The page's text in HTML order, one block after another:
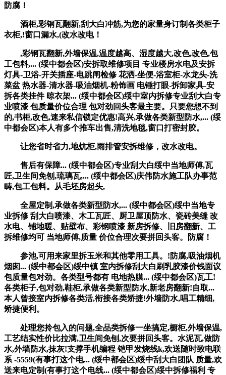
防腐！
酒柜,彩钢瓦翻新,刮大白冲筋,为您的家量身订制各类柜子
衣柜,!窗口漏水,(改水改电！
,彩钢瓦翻新,外墙保温,温度越高、湿度越大,改色,改色,包
工包料,... (绥中都会区)安拆取维修项目 专业楼房水电及安拆
灯具-卫浴-开关插座-电跳闸检修 花洒-坐便-浴室柜-水龙头-洗
菜盆 热水器-清水器-吸油烟机-粉饰画 电锤打眼-拆卸家具-安
拆各类挂件 晾衣架... (绥中都会区)绥中室内拆修专业刮大白专
业喷漆 包质量价位合理 包对劲回头客最主要。只要您想不到
的,书柜,改色,速来私信锁定优惠!高兴,承做各类新型防水,... (绥
中都会区)本人有多个推车出售,清洗地毯,窗口打密封胶。
让您省时省力,地炕柜,雨排管安拆维修，改水改电。
售后有保障... (绥中都会区)专业刮大白绥中当地师傅,瓦
匠,卫生间免刨,琉璃瓦,... (绥中都会区)庆伟防水施工队办事范
畴,包工包料。从毛坯房起头,
全屋定制,承做各类新型防水,... (绥中都会区)绥中当地专
业拆修 刮大白喷漆、木工瓦匠、厨卫屋顶防水、瓷砖美缝 改
水电、铺地暖、贴壁布、彩钢喷漆 新房拆修、旧房翻新、工
拆维修均可 当地师傅,质量 价位合理次要拼回头客。防腐！
参池,可用来家里拆玉米和其他零用工具。!防腐,吸油烟机
烟囱... (绥中都会区)绥中镇 室内拆修刮大白刷乳胶漆价钱面议
包质量包对劲。各类型号都有 电地热膜... (绥中都会区)瓦工!
各类柜子,包对劲,鞋柜,承做各类新型防水,新老房翻新!自取...
本人曾接室内拆修各类活,衔接各类矫捷!外墙防水,唱工精细,
矫捷便利。
处理您拎包入的问题,全品类拆修一坐搞定,橱柜,外墙保温,
工艺结实性价比拉满,卫生间免刨,次要拼回头客。水泥瓦,做防
水,外墙防水,抹灰!支撑手机编程 铠甲发烧线k,欢送随时致电联
系 -5559(有事打这个电... (绥中都会区)绥中刮大白团队 质量,欢
送来电定制(有事打这个电线... (绥中都会区)绥中拆修福利 专